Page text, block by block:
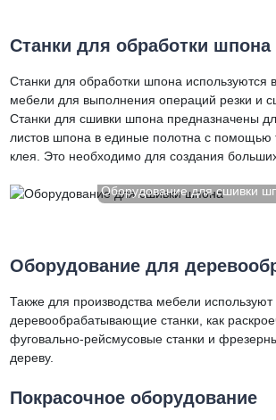
Станки для обработки шпона
Станки для обработки шпона используются
мебели для выполнения операций резки и
Станки для сшивки шпона предназначены
листов шпона в единые полотна с помощью
клея. Это необходимо для создания
Оборудование для сшивки
Оборудование для
Также для производства мебели используют
деревообрабатывающие станки, как
фуговально-рейсмусовые станки и
дереву.
Покрасочное оборудование